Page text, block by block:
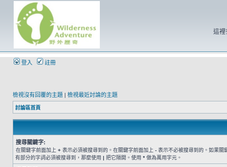
這裡
登入 註冊
檢視沒有回覆的主題 | 檢視最近討論的主題
討論區首頁
搜尋關鍵字:
在關鍵字前面加上 + 表示必須被搜尋到的。在關鍵字前面加上 - 表示不必被搜尋到的。如果關
有部分的字詞必須被搜尋到，那麼使用 | 把它隔開。使用 * 做為萬用字元。